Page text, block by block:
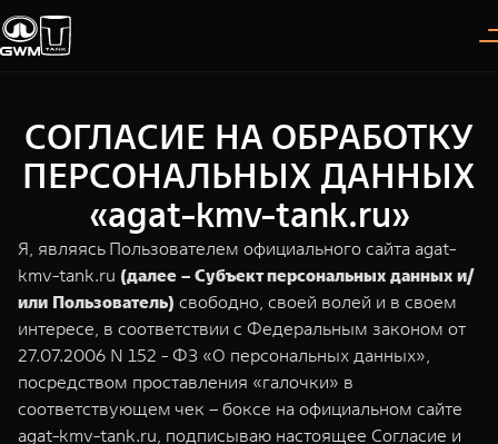
Модели
TANK 300
Следуй за открытиями
от 3 999 000 ₽
TANK 400
За пределы возможного
от 5 599 000 ₽
Покупателям
ВЫБОР АВТОМОБИЛЯ
Спецпредложения
Конфигуратор
Тест-драйв
Зарядные станции
Владельцам
ГАРАНТИЯ И ПОДДЕРЖКА
Гарантия
Помощь на дороге
Калькулятор ТО
О дилере
ИНФОРМАЦИЯ
О нас
35 лет GWM
GWM ТЕХ ДЕНЬ
Новости
СОГЛАСИЕ НА ОБРАБОТКУ
ПЕРСОНАЛЬНЫХ ДАННЫХ
«agat-kmv-tank.ru»
Я, являясь Пользователем официального сайта agat-
kmv-tank.ru (далее – Субъект персональных данных и/
или Пользователь) свободно, своей волей и в своем
интересе, в соответствии с Федеральным законом от
27.07.2006 N 152 - ФЗ «О персональных данных»,
посредством проставления «галочки» в
соответствующем чек – боксе на официальном сайте
agat-kmv-tank.ru, подписываю настоящее Согласие и